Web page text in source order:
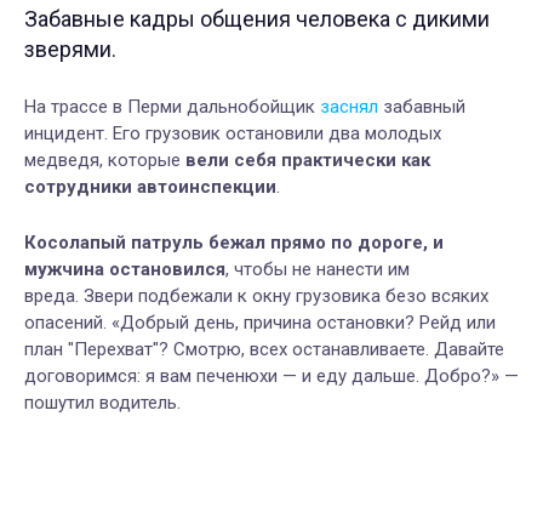
Забавные кадры общения человека с дикими
зверями.
На трассе в Перми дальнобойщик заснял забавный
инцидент. Его грузовик остановили два молодых
медведя, которые вели себя практически как
сотрудники автоинспекции.
Косолапый патруль бежал прямо по дороге, и
мужчина остановился, чтобы не нанести им
вреда. Звери подбежали к окну грузовика безо всяких
опасений. «Добрый день, причина остановки? Рейд или
план "Перехват"? Смотрю, всех останавливаете. Давайте
договоримся: я вам печенюхи — и еду дальше. Добро?» —
пошутил водитель.